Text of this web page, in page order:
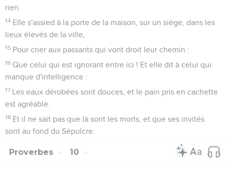
rien.
14 Elle s'assied à la porte de la maison, sur un siège, dans les
lieux élevés de la ville,
15 Pour crier aux passants qui vont droit leur chemin :
16 Que celui qui est ignorant entre ici ! Et elle dit à celui qui
manque d'intelligence :
17 Les eaux dérobées sont douces, et le pain pris en cachette
est agréable.
18 Et il ne sait pas que là sont les morts, et que ses invités
sont au fond du Sépulcre.
Proverbes 10